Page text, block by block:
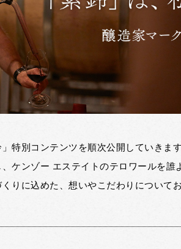
特別コンテンツを順次公開していきま
ケンゾー エステイトのテロワールを誰
りに込めた、想いやこだわりについて